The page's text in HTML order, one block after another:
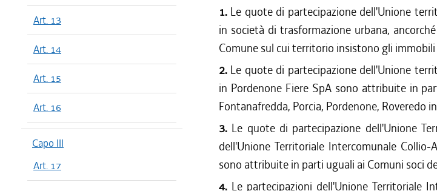
Art. 13
Art. 14
Art. 15
Art. 16
Capo III
Art. 17
1. Le quote di partecipazione dell'Unione
in società di trasformazione urbana,
Comune sul cui territorio insistono gli
2. Le quote di partecipazione dell'Unione
in Pordenone Fiere SpA sono attribuite in
Fontanafredda, Porcia, Pordenone, Roveredo
3. Le quote di partecipazione dell'Unione
dell'Unione Territoriale Intercomunale
sono attribuite in parti uguali ai Comuni soci
4. Le partecipazioni dell'Unione Territoriale